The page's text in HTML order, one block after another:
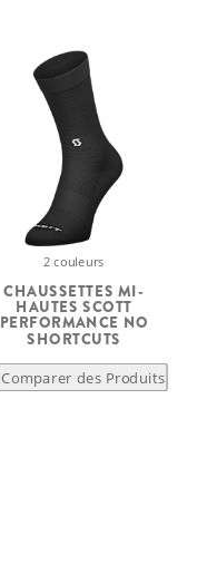
2 couleurs
CHAUSSETTES MI-
HAUTES SCOTT
PERFORMANCE NO
SHORTCUTS
Comparer des Produits